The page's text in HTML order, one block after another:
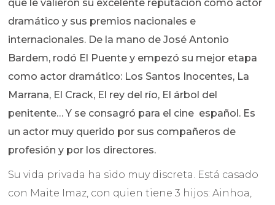
que le valieron su excelente reputación como actor
dramático y sus premios nacionales e
internacionales. De la mano de José Antonio
Bardem, rodó El Puente y empezó su mejor etapa
como actor dramático: Los Santos Inocentes, La
Marrana, El Crack, El rey del río, El árbol del
penitente… Y se consagró para el cine español. Es
un actor muy querido por sus compañeros de
profesión y por los directores.
Su vida privada ha sido muy discreta. Está casado
con Maite Imaz, con quien tiene 3 hijos: Ainhoa,